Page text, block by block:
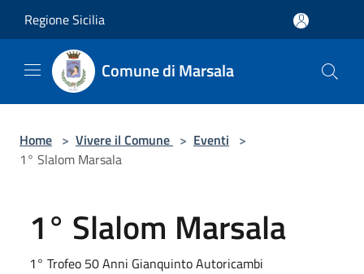
Regione Sicilia
Comune di Marsala
Home > Vivere il Comune > Eventi >
1° Slalom Marsala
1° Slalom Marsala
1° Trofeo 50 Anni Gianquinto Autoricambi